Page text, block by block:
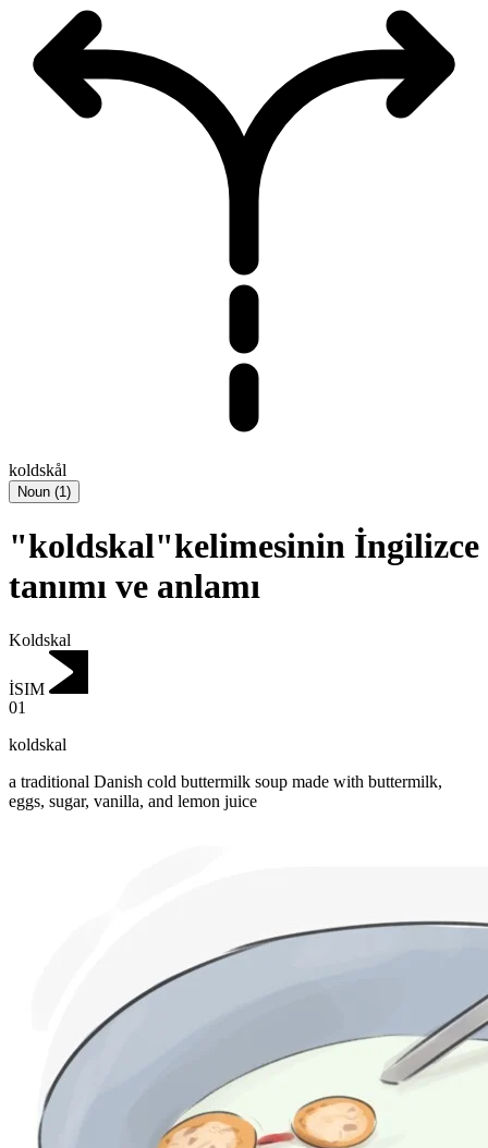
koldskål
Noun (1)
"koldskal"kelimesinin İngilizce
tanımı ve anlamı
Koldskal
İSIM
01
koldskal
a traditional Danish cold buttermilk soup made with buttermilk,
eggs, sugar, vanilla, and lemon juice